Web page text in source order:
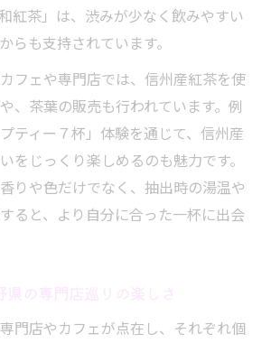
紅茶」は、渋みが少なく飲みやすい
らも支持されています。
フェや専門店では、信州産紅茶を使
、茶葉の販売も行われています。例
ティー７杯」体験を通じて、信州産
をじっくり楽しめるのも魅力です。
りや色だけでなく、抽出時の湯温や
ると、より自分に合った一杯に出会
門店やカフェが点在し、それぞれ個